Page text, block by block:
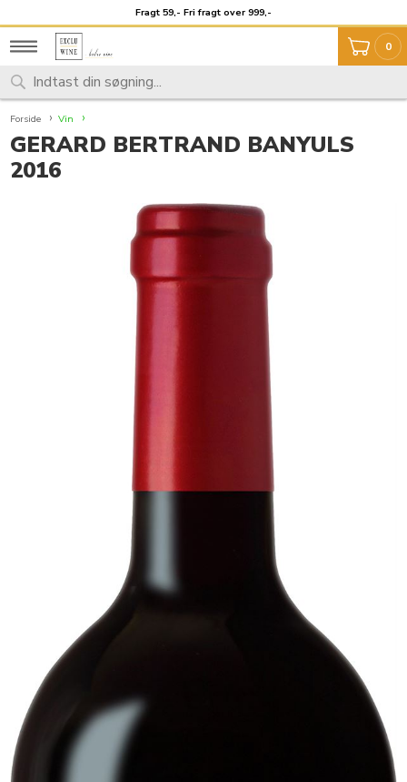
Unikt udvalg
Fragt 59,- Fri fragt over 999,-
0
Forside Vin
GERARD BERTRAND BANYULS
2016